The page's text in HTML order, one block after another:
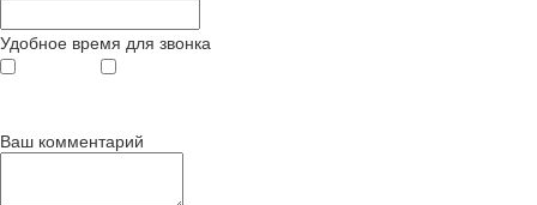
Удобное время для звонка
Ваш комментарий